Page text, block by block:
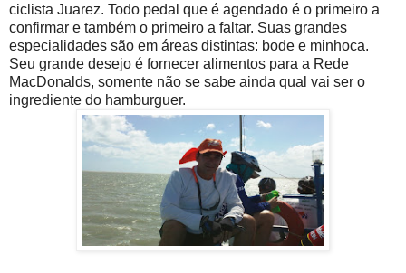
ciclista Juarez. Todo pedal que é agendado é o primeiro a
confirmar e também o primeiro a faltar. Suas grandes
especialidades são em áreas distintas: bode e minhoca.
Seu grande desejo é fornecer alimentos para a Rede
MacDonalds, somente não se sabe ainda qual vai ser o
ingrediente do hamburguer.